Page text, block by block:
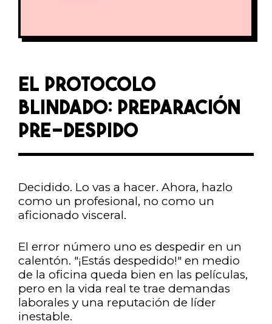
EL PROTOCOLO
BLINDADO: PREPARACIÓN
PRE-DESPIDO
Decidido. Lo vas a hacer. Ahora, hazlo
como un profesional, no como un
aficionado visceral.
El error número uno es despedir en un
calentón. "¡Estás despedido!" en medio
de la oficina queda bien en las películas,
pero en la vida real te trae demandas
laborales y una reputación de líder
inestable.